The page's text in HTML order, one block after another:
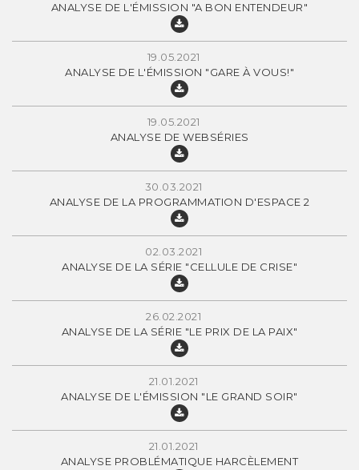
ANALYSE DE L'ÉMISSION "A BON ENTENDEUR"
19.05.2021
ANALYSE DE L'ÉMISSION "GARE À VOUS!"
19.05.2021
ANALYSE DE WEBSÉRIES
30.03.2021
ANALYSE DE LA PROGRAMMATION D'ESPACE 2
02.03.2021
ANALYSE DE LA SÉRIE "CELLULE DE CRISE"
26.02.2021
ANALYSE DE LA SÉRIE "LE PRIX DE LA PAIX"
21.01.2021
ANALYSE DE L'ÉMISSION "LE GRAND SOIR"
21.01.2021
ANALYSE PROBLÉMATIQUE HARCÈLEMENT